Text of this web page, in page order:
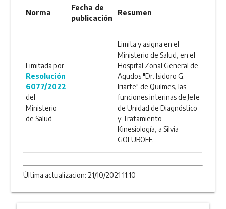
Norma
Fecha de
publicación
Resumen
Limitada por
Resolución
6077/2022
del
Ministerio
de Salud
Limita y asigna en el
Ministerio de Salud, en el
Hospital Zonal General de
Agudos "Dr. Isidoro G.
Iriarte" de Quilmes, las
funciones interinas de Jefe
de Unidad de Diagnóstico
y Tratamiento
Kinesiología, a Silvia
GOLUBOFF.
Última actualizacion: 21/10/2021 11:10